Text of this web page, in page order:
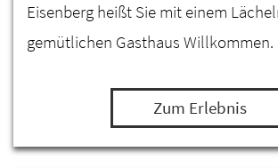
Eisenberg heißt Sie mit einem
gemütlichen Gasthaus Willkommen.
Zum Erlebnis